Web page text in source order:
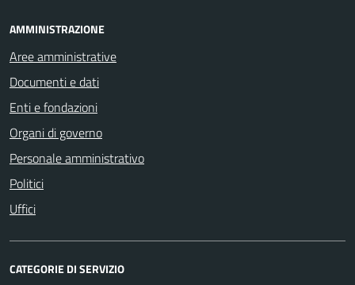
AMMINISTRAZIONE
Aree amministrative
Documenti e dati
Enti e fondazioni
Organi di governo
Personale amministrativo
Politici
Uffici
CATEGORIE DI SERVIZIO